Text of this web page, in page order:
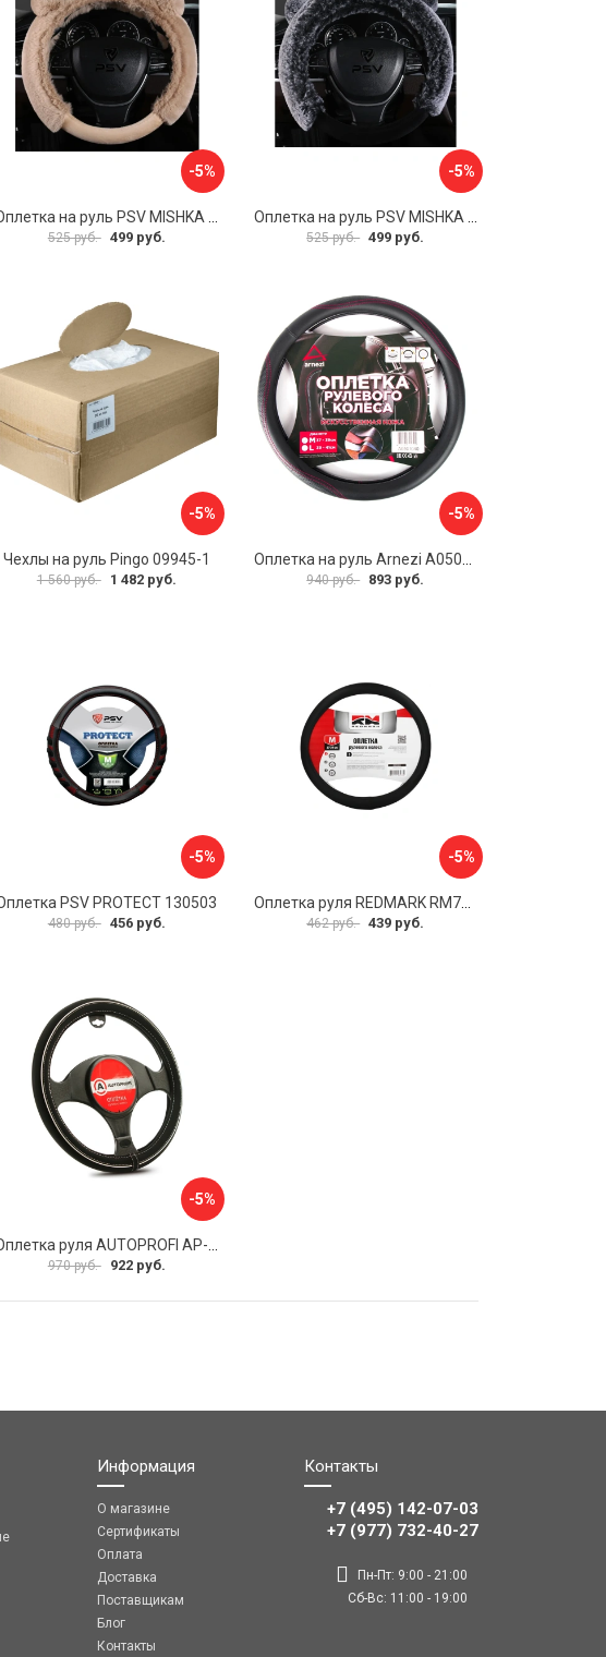
-5%
525 руб. 499 руб.
-5%
525 руб. 499 руб.
-5%
Чехлы на руль Pingo 09945-1
1 560 руб. 1 482 руб.
-5%
Оплетка на руль Arnezi A0501040
940 руб. 893 руб.
-5%
PSV PROTECT 130503
480 руб. 456 руб.
-5%
Оплетка руля REDMARK RM78002
462 руб. 439 руб.
-5%
970 руб. 922 руб.
Информация
О магазине
Сертификаты
Оплата
Доставка
Поставщикам
Блог
Контакты
Контакты
+7 (495) 142-07-03
‎‎+7 (977) 732-40-27
Пн-Пт: 9:00 - 21:00
Сб-Вс: 11:00 - 19:00